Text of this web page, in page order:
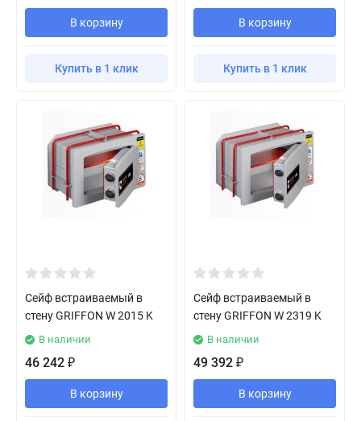
В корзину
Купить в 1 клик
В корзину
Купить в 1 клик
Сейф встраиваемый в
стену GRIFFON W 2015 K
В наличии
46 242 ₽
В корзину
Сейф встраиваемый в
стену GRIFFON W 2319 K
В наличии
49 392 ₽
В корзину